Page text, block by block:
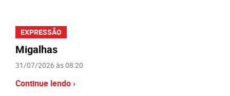
EXPRESSÃO
Migalhas
31/07/2026 às 08:20
Continue lendo ›